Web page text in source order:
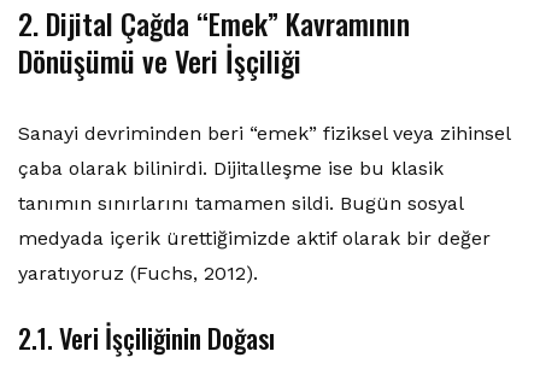
2. Dijital Çağda “Emek” Kavramının
Dönüşümü ve Veri İşçiliği
Sanayi devriminden beri “emek” fiziksel veya zihinsel
çaba olarak bilinirdi. Dijitalleşme ise bu klasik
tanımın sınırlarını tamamen sildi. Bugün sosyal
medyada içerik ürettiğimizde aktif olarak bir değer
yaratıyoruz (Fuchs, 2012).
2.1. Veri İşçiliğinin Doğası